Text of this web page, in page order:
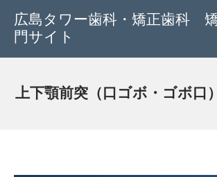
広島タワー歯科・矯正歯科
門サイト
上下顎前突（口ゴボ・ゴボ口